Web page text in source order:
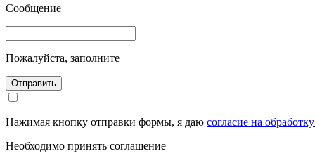
Сообщение
Пожалуйста, заполните
Отправить
Нажимая кнопку отправки формы, я даю согласие на
Необходимо принять соглашение